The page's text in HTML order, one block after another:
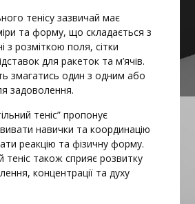
тенісу зазвичай має
та форму, що складається з
з розміткою поля, сітки
для ракеток та м’ячів.
змагатись один з одним або
задоволення.
теніс” пропонує
навички та координацію
реакцію та фізичну форму.
теніс також сприяє розвитку
концентрації та духу